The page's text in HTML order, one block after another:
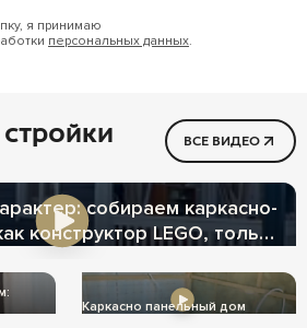
я принимаю
персональных данных.
ВСЕ ВИДЕО
собираем каркасно-
конструктор LEGO, только
Каркасно панельный дом